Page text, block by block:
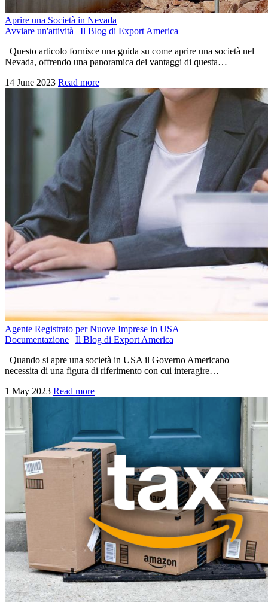
Aprire una Società in Nevada
Avviare un'attività | Il Blog di Export America
Questo articolo fornisce una guida su come aprire una società nel
Nevada, offrendo una panoramica dei vantaggi di questa…
14 June 2023 Read more
Agente Registrato per Nuove Imprese in USA
Documentazione | Il Blog di Export America
Quando si apre una società in USA il Governo Americano
necessita di una figura di riferimento con cui interagire…
1 May 2023 Read more